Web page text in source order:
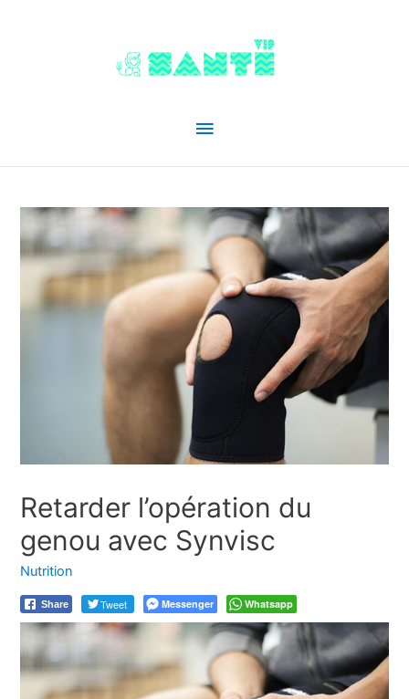
Menu
Retarder l’opération du
genou avec Synvisc
Nutrition
Share Tweet Messenger Whatsapp